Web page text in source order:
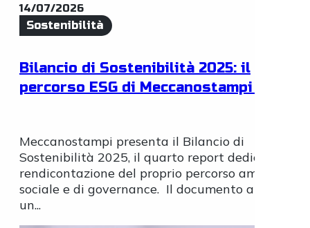
14/07/2026
Sostenibilità
Bilancio di Sostenibilità 2025: il
percorso ESG di Meccanostampi
Meccanostampi presenta il Bilancio di
Sostenibilità 2025, il quarto report dedicato alla
rendicontazione del proprio percorso ambientale,
sociale e di governance. Il documento arriva in
un...